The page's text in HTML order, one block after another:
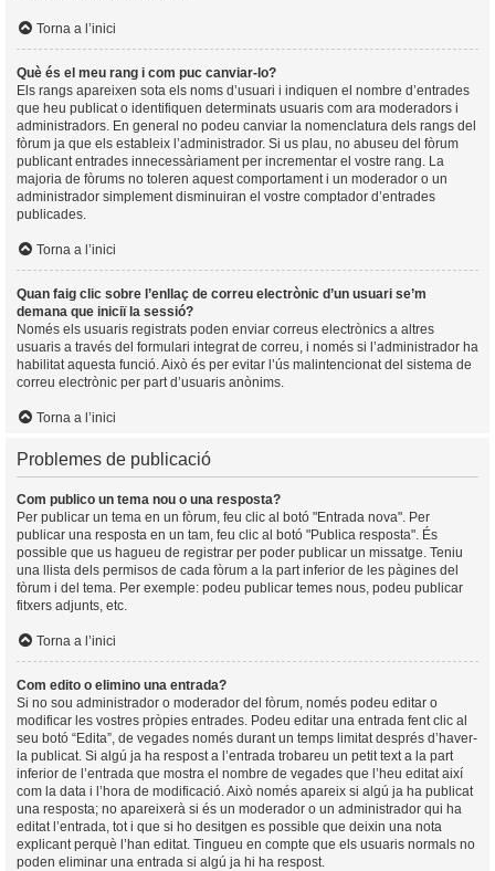
Torna a l’inici
Què és el meu rang i com puc canviar-lo?
Els rangs apareixen sota els noms d’usuari i indiquen el nombre d’entrades
que heu publicat o identifiquen determinats usuaris com ara moderadors i
administradors. En general no podeu canviar la nomenclatura dels rangs del
fòrum ja que els estableix l’administrador. Si us plau, no abuseu del fòrum
publicant entrades innecessàriament per incrementar el vostre rang. La
majoria de fòrums no toleren aquest comportament i un moderador o un
administrador simplement disminuiran el vostre comptador d’entrades
publicades.
Torna a l’inici
Quan faig clic sobre l’enllaç de correu electrònic d’un usuari se’m
demana que iniciï la sessió?
Només els usuaris registrats poden enviar correus electrònics a altres
usuaris a través del formulari integrat de correu, i només si l’administrador ha
habilitat aquesta funció. Això és per evitar l’ús malintencionat del sistema de
correu electrònic per part d’usuaris anònims.
Torna a l’inici
Problemes de publicació
Com publico un tema nou o una resposta?
Per publicar un tema en un fòrum, feu clic al botó "Entrada nova". Per
publicar una resposta en un tam, feu clic al botó "Publica resposta". És
possible que us hagueu de registrar per poder publicar un missatge. Teniu
una llista dels permisos de cada fòrum a la part inferior de les pàgines del
fòrum i del tema. Per exemple: podeu publicar temes nous, podeu publicar
fitxers adjunts, etc.
Torna a l’inici
Com edito o elimino una entrada?
Si no sou administrador o moderador del fòrum, només podeu editar o
modificar les vostres pròpies entrades. Podeu editar una entrada fent clic al
seu botó “Edita”, de vegades només durant un temps limitat després d’haver-
la publicat. Si algú ja ha respost a l’entrada trobareu un petit text a la part
inferior de l’entrada que mostra el nombre de vegades que l’heu editat així
com la data i l’hora de modificació. Això només apareix si algú ja ha publicat
una resposta; no apareixerà si és un moderador o un administrador qui ha
editat l’entrada, tot i que si ho desitgen es possible que deixin una nota
explicant perquè l’han editat. Tingueu en compte que els usuaris normals no
poden eliminar una entrada si algú ja hi ha respost.